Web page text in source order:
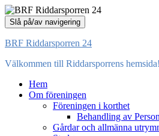
Slå på/av navigering
BRF Riddarsporren 24
Välkommen till Riddarsporrens hemsida!
Hem
Om föreningen
Föreningen i korthet
Behandling av
Gårdar och allmänna